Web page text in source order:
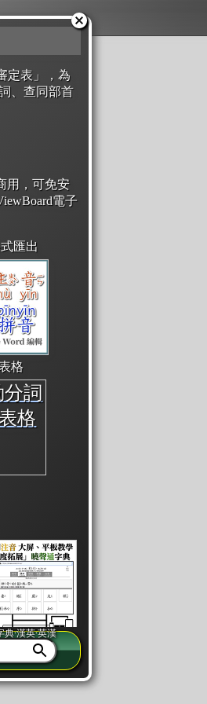
定表」，為
、查同部首
用，可免安
電子
匯出
格
同筆畫」。
的解釋，不
·漢英·英漢